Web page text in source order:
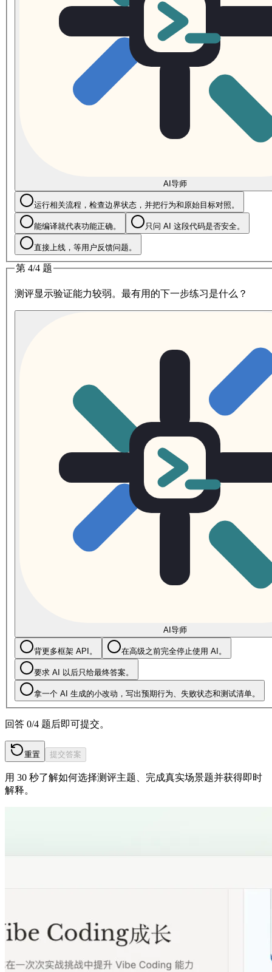
AI导师
运行相关流程，检查边界状态，并把行为和原始目标对照。
能编译就代表功能正确。 只问 AI 这段代码是否安全。
直接上线，等用户反馈问题。
第 4/4 题
测评显示验证能力较弱。最有用的下一步练习是什么？
AI导师
背更多框架 API。 在高级之前完全停止使用 AI。
要求 AI 以后只给最终答案。
拿一个 AI 生成的小改动，写出预期行为、失败状态和测试清单。
回答 0/4 题后即可提交。
重置 提交答案
用 30 秒了解如何选择测评主题、完成真实场景题并获得即时
解释。